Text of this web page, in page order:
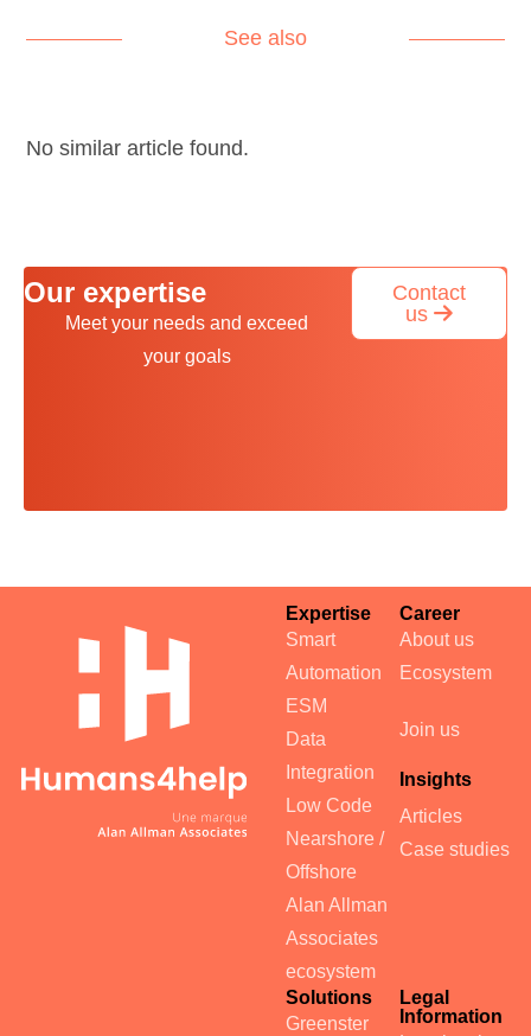
See also
No similar article found.
Our expertise
Meet your needs and exceed
your goals
Contact
us
Expertise
Smart
Automation
ESM
Data
Integration
Low Code
Nearshore /
Offshore
Alan Allman
Associates
ecosystem
Career
About us
Ecosystem
Join us
Insights
Articles
Case studies
Solutions
Greenster
Legal
Information